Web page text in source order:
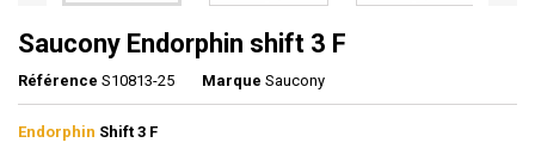
Saucony Endorphin shift 3 F
Référence S10813-25 Marque Saucony
Endorphin Shift 3 F